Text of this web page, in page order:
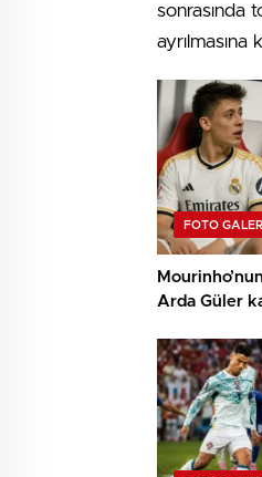
sonrasında
ayrılmasına
FOTO GALERI
Arda Güler